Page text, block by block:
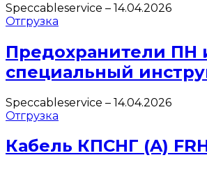
Speccableservice – 14.04.2026
Отгрузка
Предохранители ПН
специальный
Speccableservice – 14.04.2026
Отгрузка
Кабель КПСНГ (A)